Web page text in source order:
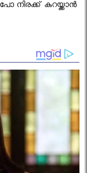
നിരക്ക് കുറയ്ക്കാൻ